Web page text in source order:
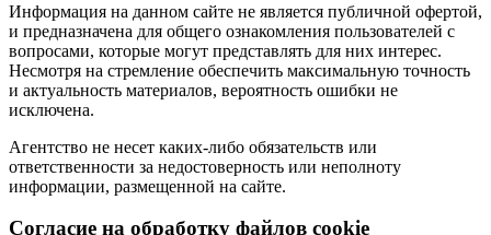
Информация на данном сайте не является публичной офертой,
и предназначена для общего ознакомления пользователей с
вопросами, которые могут представлять для них интерес.
Несмотря на стремление обеспечить максимальную точность
и актуальность материалов, вероятность ошибки не
исключена.
Агентство не несет каких-либо обязательств или
ответственности за недостоверность или неполноту
информации, размещенной на сайте.
Cогласие на обработку файлов cookie